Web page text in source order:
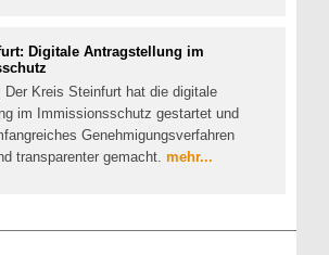
Digitale Antragstellung im
Der Kreis Steinfurt hat die digitale
im Immissionsschutz gestartet und
Genehmigungsverfahren
transparenter gemacht. mehr...